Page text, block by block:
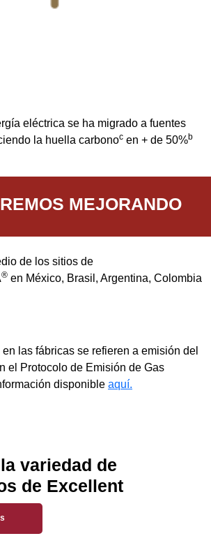
eléctrica se ha migrado a fuentes
la huella carbonoc en + de 50%b
MEJORANDO
de los sitios de
® en México, Brasil, Argentina, Colombia
las fábricas se refieren a emisión del
el Protocolo de Emisión de Gas
disponible aquí.
variedad de
de Excellent